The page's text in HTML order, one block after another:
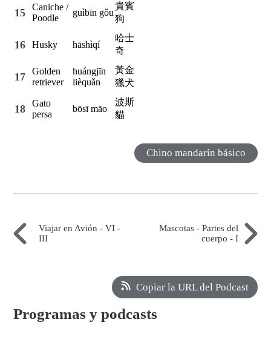
15
Caniche /
Poodle
guìbīn gǒu
貴賓
狗
16 Husky hāshìqí
哈士
奇
17
Golden
retriever
huángjīn
lièquǎn
黃金
獵犬
18
Gato
persa
bōsī māo
波斯
貓
Chino mandarín básico
Viajar en Avión - VI -
III
Mascotas - Partes del
cuerpo - I
Copiar la URL del Podcast
Programas y podcasts